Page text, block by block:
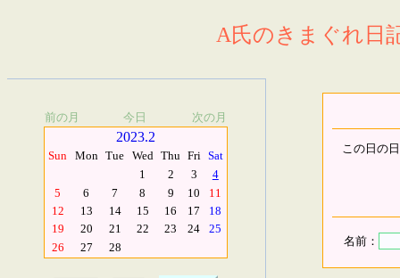
A氏のきまぐれ日
前の月 今日 次の月
2023.2
Sun Mon Tue Wed Thu Fri Sat
1
2 3
4
5
6 7 8 9 10
11
12
13 14 15 16 17
18
19
20 21 22 23 24
25
26
27 28
この日の
名前：